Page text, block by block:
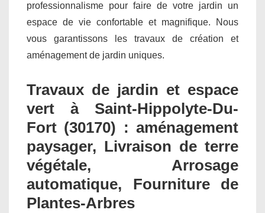
professionnalisme pour faire de votre jardin un
espace de vie confortable et magnifique. Nous
vous garantissons les travaux de création et
aménagement de jardin uniques.
Travaux de jardin et espace
vert à Saint-Hippolyte-Du-
Fort (30170) : aménagement
paysager, Livraison de terre
végétale, Arrosage
automatique, Fourniture de
Plantes-Arbres